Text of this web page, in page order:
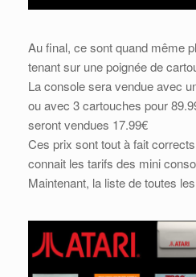
Au final, ce sont quand même
tenant sur une poignée de
La console sera vendue avec
ou avec 3 cartouches pour
seront vendues 17.99€
Ces prix sont tout à fait
connait les tarifs des mini
Maintenant, la liste de toutes